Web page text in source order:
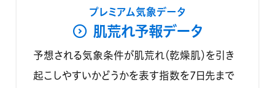
プレミアム気象データ
肌荒れ予報データ
予想される気象条件が肌荒れ（乾燥肌）を引き
起こしやすいかどうかを表す指数を7日先まで